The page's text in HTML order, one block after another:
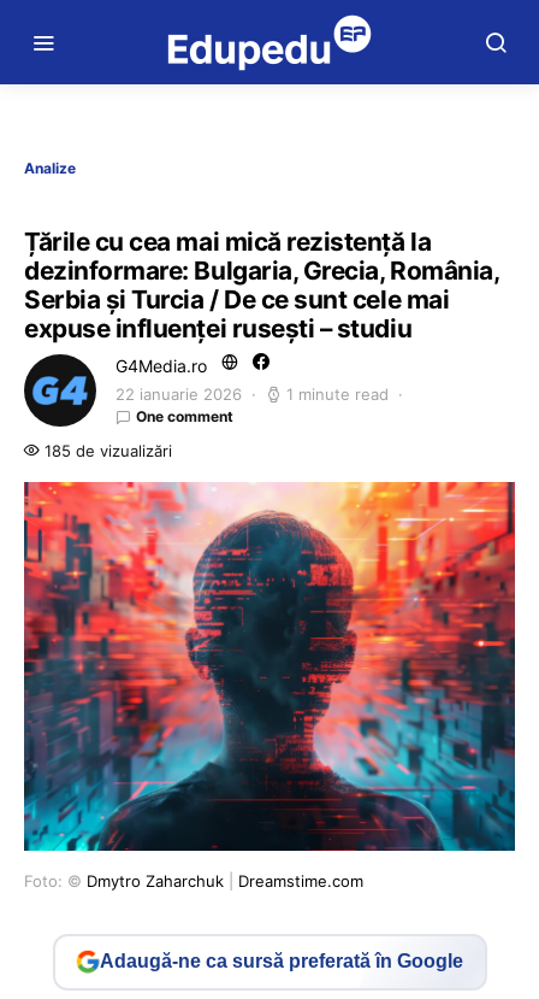
Analize
Țările cu cea mai mică rezistență la
dezinformare: Bulgaria, Grecia, România,
Serbia și Turcia / De ce sunt cele mai
expuse influenței rusești – studiu
G4Media.ro
22 ianuarie 2026 1 minute read
One comment
185 de vizualizări
Foto: © Dmytro Zaharchuk Dreamstime.com
Adaugă-ne ca sursă preferată în Google